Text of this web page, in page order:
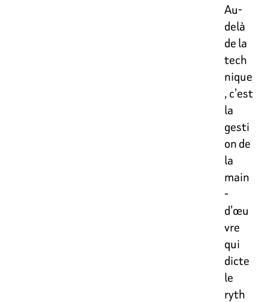
Au-
delà
de la
tech
nique
, c’est
la
gesti
on de
la
main
-
d’œu
vre
qui
dicte
le
ryth